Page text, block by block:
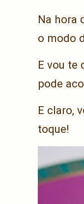
Na hora
o modo
E vou te
pode
E claro,
toque!